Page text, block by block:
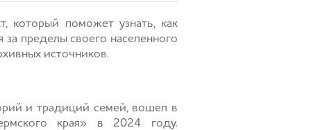
который поможет узнать, как
пределы своего населенного
источников.
и традиций семей, вошел в
края» в 2024 году.